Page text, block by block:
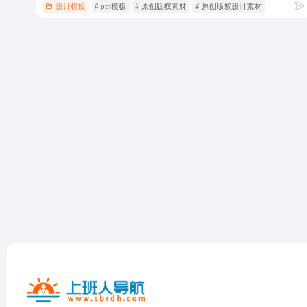
设计模板 # ppt模板 # 原创版权素材 # 原创版权设计素材